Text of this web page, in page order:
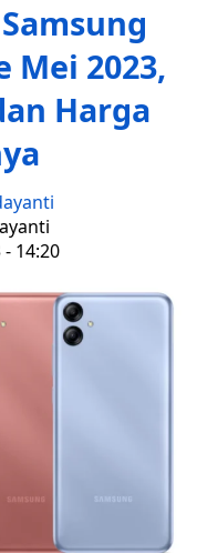
Mei 2023,
Harga
14:20